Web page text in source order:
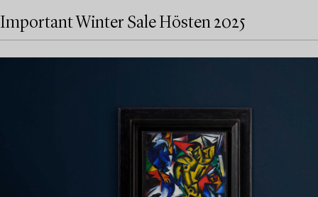
Important Winter Sale Hösten 2025